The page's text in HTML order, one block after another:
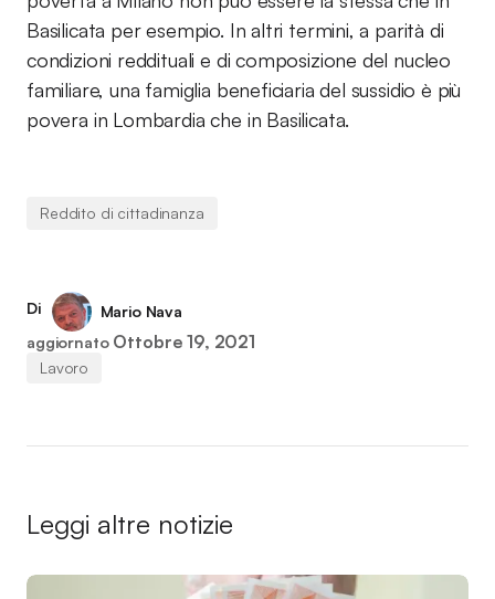
Basilicata per esempio. In altri termini, a parità di
condizioni reddituali e di composizione del nucleo
familiare, una famiglia beneficiaria del sussidio è più
povera in Lombardia che in Basilicata.
Reddito di cittadinanza
Di
Mario Nava
aggiornato Ottobre 19, 2021
Lavoro
Leggi altre notizie